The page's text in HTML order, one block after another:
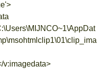
v:imagedata>